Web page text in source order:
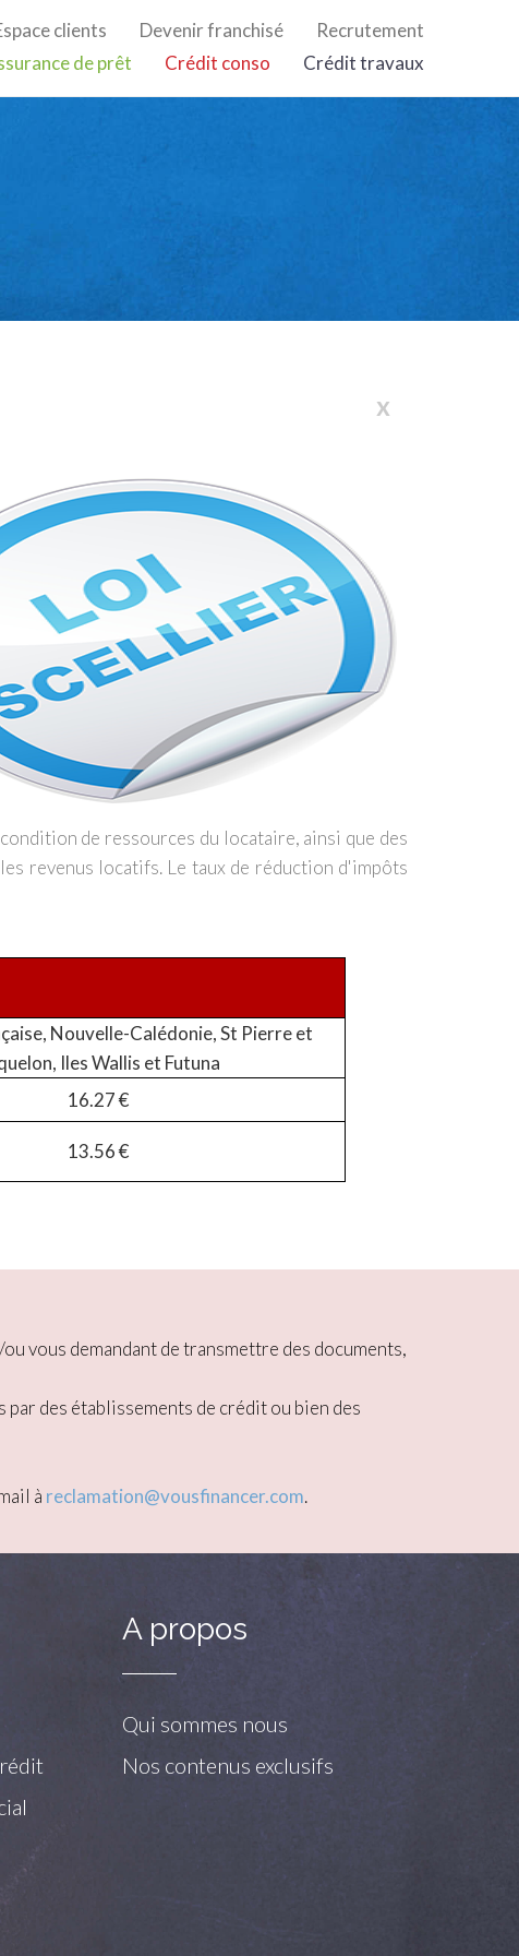
Recrutement
Devenir franchisé
clients
de prêt Crédit conso Crédit travaux
x
de ressources du locataire, ainsi que des
revenus locatifs. Le taux de réduction d'impôts
Nouvelle-Calédonie, St Pierre et
Iles Wallis et Futuna
16.27 €
13.56 €
vous demandant de transmettre des documents,
par des établissements de crédit ou bien des
à reclamation@vousfinancer.com.
A propos
Qui sommes nous
Nos contenus exclusifs